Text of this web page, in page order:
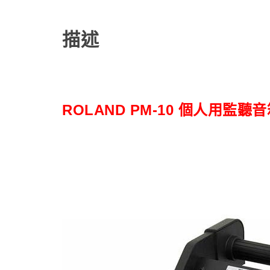
描述
ROLAND PM-10 個人用監聽音